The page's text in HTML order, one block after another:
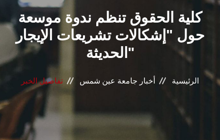
الشئون الأكاديمية
البحث العلمي
المراكز والوحدات
الأنظمة الذكية
كلية الحقوق تنظم ندوة موسعة
حول "إشكالات تشريعات الإيجار
الحديثة"
الرئيسية أخبار جامعة عين شمس تفاصيل الخبر